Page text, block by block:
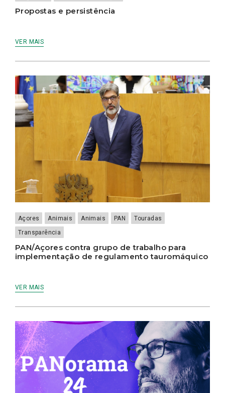
Propostas e persistência
VER MAIS
Açores Animais Animais PAN
Touradas
Transparência
PAN/Açores contra grupo de trabalho para
implementação de regulamento tauromáquico
VER MAIS